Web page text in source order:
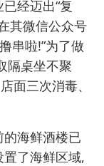
经迈出“复
其微信公众号
串啦!”为了做
隔桌坐不聚
面三次消毒、
海鲜酒楼已
了海鲜区域,